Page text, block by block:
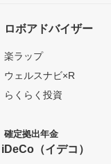
ロボアドバイザー
楽ラップ
ウェルスナビ×R
らくらく投資
確定拠出年金
iDeCo（イデコ）